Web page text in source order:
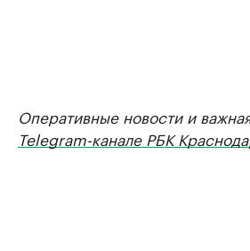
Оперативные новости и
Telegram-канале РБК